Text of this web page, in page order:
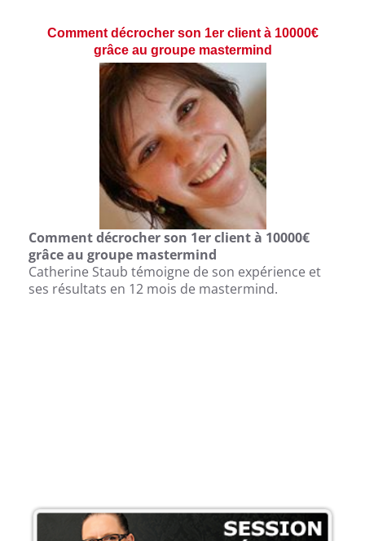
Comment décrocher son 1er client à 10000€
grâce au groupe mastermind
Comment décrocher son 1er client à 10000€
grâce au groupe mastermind
Catherine Staub témoigne de son expérience et
ses résultats en 12 mois de mastermind.